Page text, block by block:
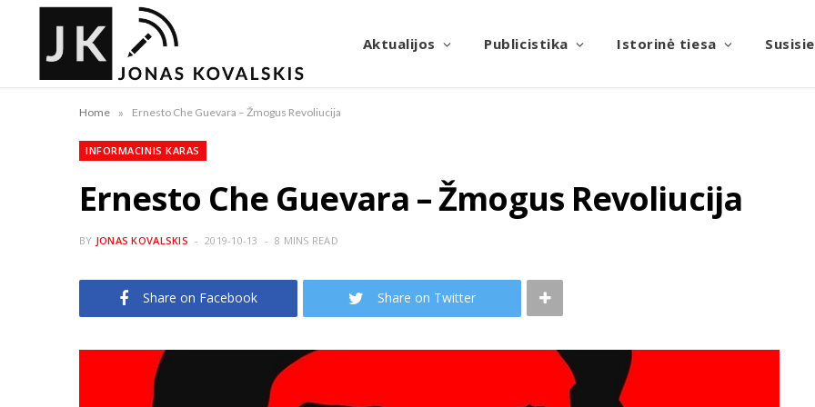
Aktualijos Publicistika Istorinė tiesa
Home » Ernesto Che Guevara – Žmogus Revoliucija
INFORMACINIS KARAS
Ernesto Che Guevara – Žmogus Revoliucija
BY JONAS KOVALSKIS 2019-10-13 8 MINS READ
Share on Facebook Share on Twitter